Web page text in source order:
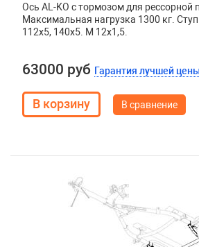
Ось AL-KO с тормозом для рессорной
Максимальная нагрузка 1300 кг.
112х5, 140х5. М 12х1,5.
63000 руб Гарантия лучшей
В сравнение